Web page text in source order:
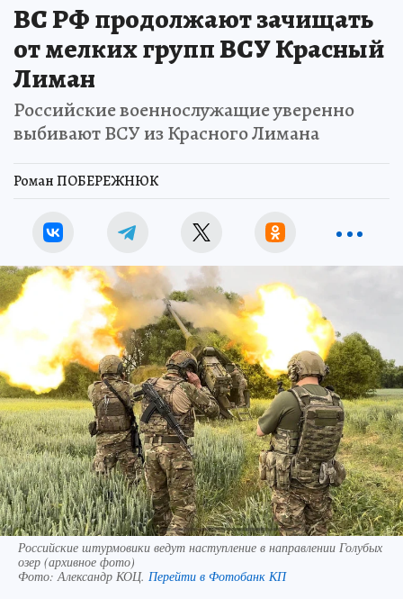
ВС РФ продолжают зачищать
от мелких групп ВСУ Красный
Лиман
Российские военнослужащие уверенно
выбивают ВСУ из Красного Лимана
Роман ПОБЕРЕЖНЮК
Российские штурмовики ведут наступление в направлении Голубых
озер (архивное фото)
Фото:Александр КОЦ. Перейти в Фотобанк КП